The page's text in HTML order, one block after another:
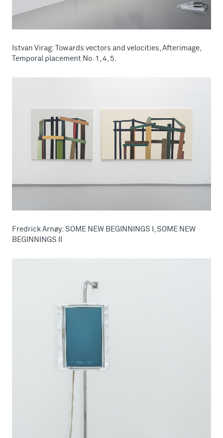
Istvan Virag: Towards vectors and velocities, Afterimage,
Temporal placement No. 1, 4, 5.
Fredrick Arnøy: SOME NEW BEGINNINGS I, SOME NEW
BEGINNINGS II